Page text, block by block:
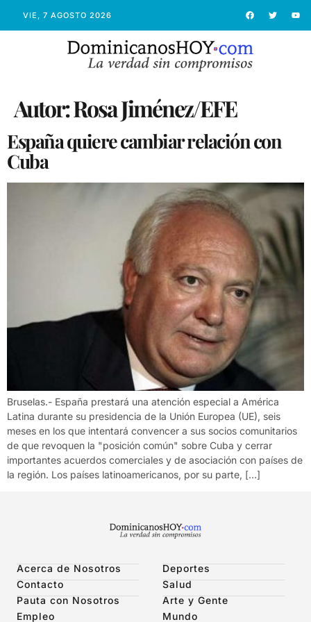
VIE, 7 AGOSTO 2026
Autor:Rosa Jiménez/EFE
España quiere cambiar relación con
Cuba
Bruselas.- España prestará una atención especial a América
Latina durante su presidencia de la Unión Europea (UE), seis
meses en los que intentará convencer a sus socios comunitarios
de que revoquen la "posición común" sobre Cuba y cerrar
importantes acuerdos comerciales y de asociación con países de
la región. Los países latinoamericanos, por su parte, […]
Acerca de Nosotros
Contacto
Pauta con Nosotros
Empleo
Deportes
Salud
Arte y Gente
Mundo